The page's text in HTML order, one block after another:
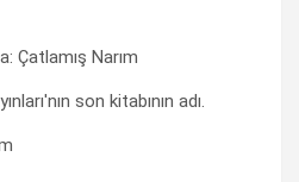
Çatlamış Narım
son kitabının adı.